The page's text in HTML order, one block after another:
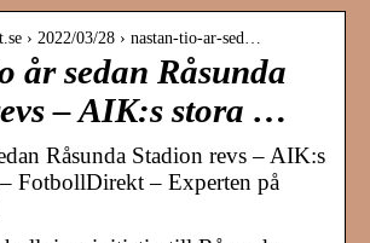
› 2022/03/28 › nastan-tio-ar-sed…
år sedan Råsunda
– AIK:s stora …
Råsunda Stadion revs – AIK:s
FotbollDirekt – Experten på